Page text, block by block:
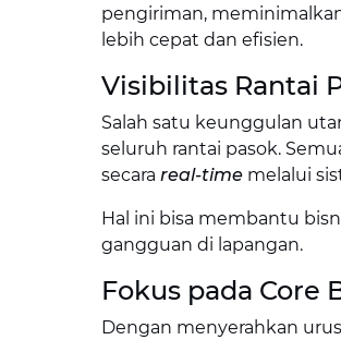
pengiriman,
lebih cepat dan efisien.
Visibilitas Rantai
Salah satu keunggulan
seluruh rantai pasok.
secara real-timemelalui
Hal ini bisa membantu
gangguan di lapangan.
Fokus pada Core
Dengan menyerahkan